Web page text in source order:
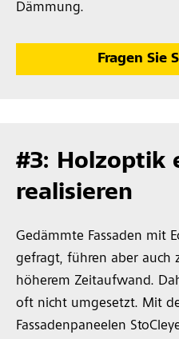
Dämmung.
Fragen Sie
#3: Holzoptik
realisieren
Gedämmte Fassaden mit
gefragt, führen aber auch
höherem Zeitaufwand.
oft nicht umgesetzt. Mit
Fassadenpaneelen